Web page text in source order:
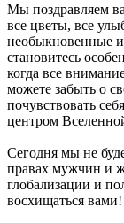
Мы поздравляем
все цветы, все
необыкновенные
становитесь
когда все
можете забыть о
почувствовать
центром
Сегодня мы не
правах мужчин и
глобализации и
восхищаться вами!